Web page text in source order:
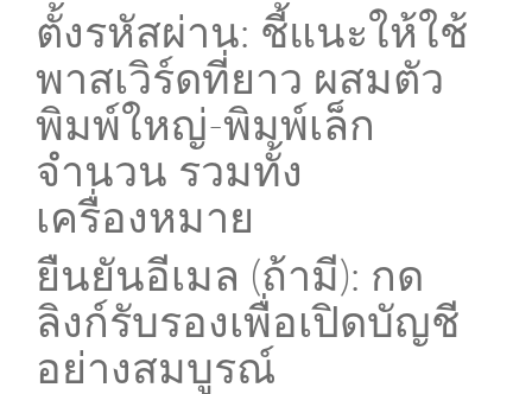
ตั้งรหัสผ่าน: ชี้แนะให้ใช้
พาสเวิร์ดที่ยาว ผสมตัว
พิมพ์ใหญ่-พิมพ์เล็ก
จำนวน รวมทั้ง
เครื่องหมาย
ยืนยันอีเมล (ถ้ามี): กด
ลิงก์รับรองเพื่อเปิดบัญชี
อย่างสมบูรณ์